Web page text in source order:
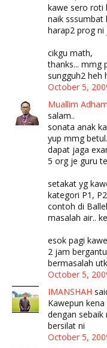
kawe sero roti
naik sssumbat
harap2 prog ni
cikgu math,
thanks... mmg
sungguh2 heh
October 5,
Muallim Adham
salam..
sonata anak
yup mmg
dapat jaga
5 org je guru
setakat yg
kategori P1,
contoh di
masalah air..
esok pagi
2 jam
bermasalah
October 5,
IMANSHAH
Kawepun
dengan sebaik
bersilat ni
October 5,